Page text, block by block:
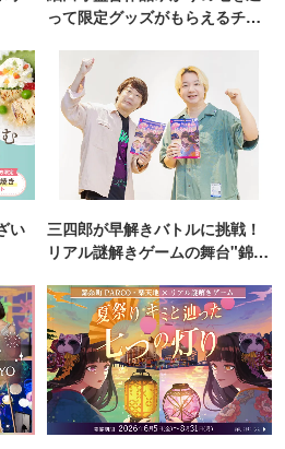
って限定グッズがもらえるチャ
い
三四郎が早解きバトルに挑戦！
リアル謎解きゲームの舞台"錦糸